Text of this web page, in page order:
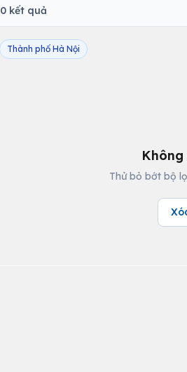
0 kết quả
Thành phố Hà Nội
Thử bỏ bớt bộ